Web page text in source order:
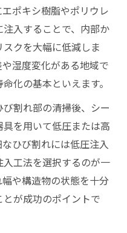
ポキシ樹脂やポリウレ
入することで、内部か
クを大幅に低減しま
湿度変化がある地域で
化の基本といえます。
割れ部の清掃後、シー
を用いて低圧または高
ひび割れには低圧注入
工法を選択するのが一
や構造物の状態を十分
が成功のポイントで